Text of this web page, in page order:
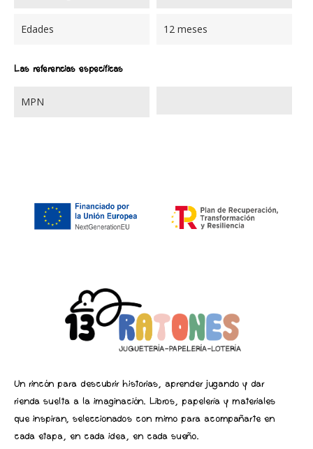
Edades 12 meses
Las referencias específicas
MPN
Un rincón para descubrir historias, aprender jugando y dar
rienda suelta a la imaginación. Libros, papelería y materiales
que inspiran, seleccionados con mimo para acompañarte en
cada etapa, en cada idea, en cada sueño.